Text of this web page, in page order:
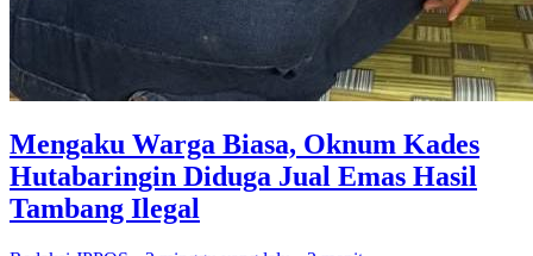
Mengaku Warga Biasa, Oknum Kades
Hutabaringin Diduga Jual Emas Hasil
Tambang Ilegal